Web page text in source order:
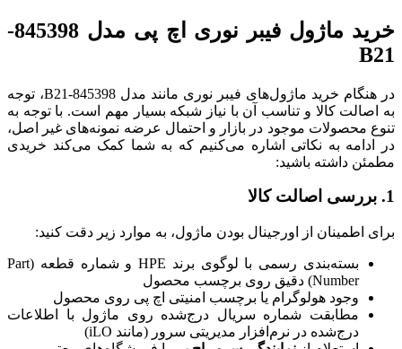
خرید ماژول فیبر نوری اچ پی مدل 845398-
B21
در هنگام خرید ماژول‌های فیبر نوری مانند مدل 845398-B21، توجه
به اصالت کالا و تناسب آن با نیاز شبکه بسیار مهم است. با توجه به
تنوع محصولات موجود در بازار و احتمال عرضه نمونه‌های غیر اصل،
در ادامه به نکاتی اشاره می‌کنیم که به شما کمک می‌کند خریدی
مطمئن داشته باشید:
1. بررسی اصالت کالا
برای اطمینان از اورجینال بودن ماژول، به موارد زیر دقت کنید:
بسته‌بندی رسمی با لوگوی برند HPE و شماره قطعه (Part
Number) دقیق روی برچسب محصول
وجود هولوگرام یا برچسب امنیتی اچ پی روی محصول
مطابقت شماره سریال درج‌شده روی ماژول با اطلاعات
درج‌شده در نرم‌افزار مدیریتی سرور (مانند iLO)